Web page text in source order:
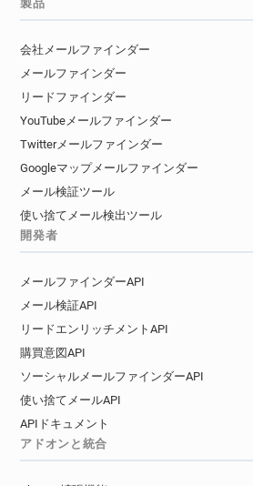
製品
会社メールファインダー
メールファインダー
リードファインダー
YouTubeメールファインダー
Twitterメールファインダー
Googleマップメールファインダー
メール検証ツール
使い捨てメール検出ツール
開発者
メールファインダーAPI
メール検証API
リードエンリッチメントAPI
購買意図API
ソーシャルメールファインダーAPI
使い捨てメールAPI
APIドキュメント
アドオンと統合